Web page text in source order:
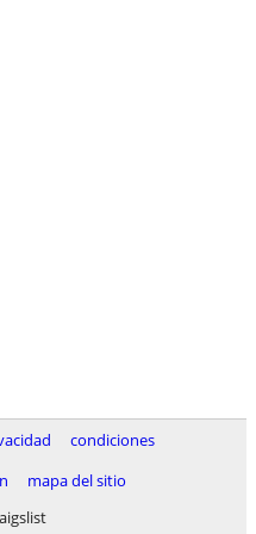
condiciones
mapa del sitio